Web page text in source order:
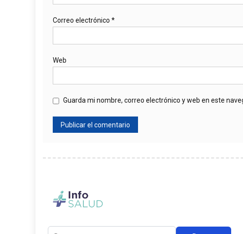
Correo electrónico *
Web
Guarda mi nombre, correo electrónico y web en este
Buscar: